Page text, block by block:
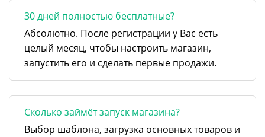
30 дней полностью бесплатные?
Абсолютно. После регистрации у Вас есть
целый месяц, чтобы настроить магазин,
запустить его и сделать первые продажи.
Сколько займёт запуск магазина?
Выбор шаблона, загрузка основных товаров и